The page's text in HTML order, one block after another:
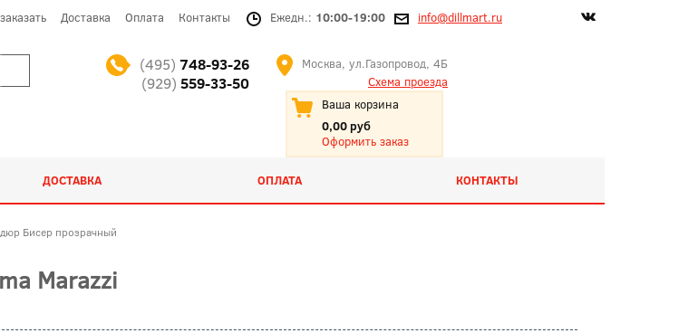
Доставка Оплата Контакты Ежедн.: 10:00-19:00 info@dillmart.ru
(495) 748-93-26
(929) 559-33-50
Москва, ул.Газопровод, 4Б
Схема проезда
Ваша корзина
0,00 руб
Оформить заказ
ДОСТАВКА ОПЛАТА КОНТАКТЫ
Бисер прозрачный
Marazzi